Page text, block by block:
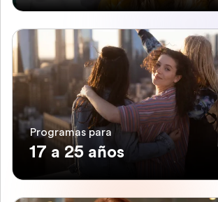
Programas para
17 a 25 años